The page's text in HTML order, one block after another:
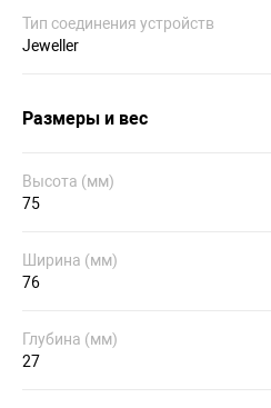
Тип соединения устройств
Jeweller
Размеры и вес
Высота (мм)
75
Ширина (мм)
76
Глубина (мм)
27